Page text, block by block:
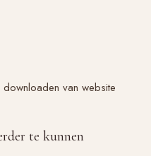
van website
te kunnen